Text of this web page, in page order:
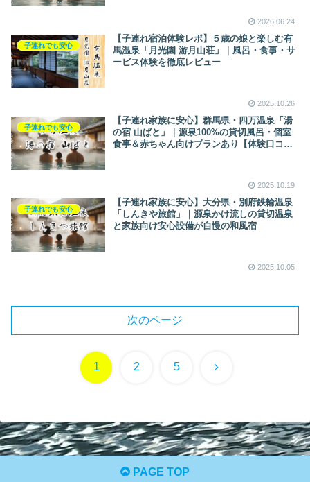
2026.06.24
子連れでも安心
【子連れ宿泊体験レポ】５歳の娘と楽しむ有
馬温泉「月光園 游月山荘」｜風呂・食事・サ
ービス体験を徹底レビュー
2025.10.26
子連れでも安心
【子連れ家族に安心】群馬県・四万温泉「湯
の宿 山ばと」｜源泉100%の貸切風呂・個室
食事＆赤ちゃん向けプランあり【体験口コ
2025.10.19
子連れでも安心
【子連れ家族に安心】大分県・別府鉄輪温泉
「しんきや旅館」｜源泉かけ流しの貸切温泉
と家族向け安心設備が自慢の和風宿
2025.10.05
次のページ
1 2 5 次
PAGE TOP